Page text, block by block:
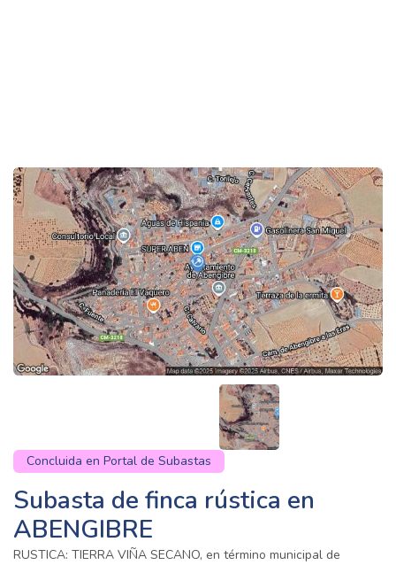
Concluida en Portal de Subastas
Subasta de finca rústica en
ABENGIBRE
RUSTICA: TIERRA VIÑA SECANO, en término municipal de